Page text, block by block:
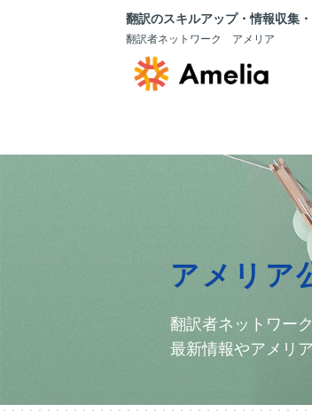
翻訳のスキルアップ・情報収集
翻訳者ネットワーク アメリア
アメリア
翻訳者ネットワー
最新情報やアメリ